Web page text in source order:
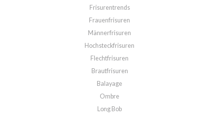
Frisurentrends
Frauenfrisuren
Männerfrisuren
Hochsteckfrisuren
Flechtfrisuren
Brautfrisuren
Balayage
Ombre
Long Bob